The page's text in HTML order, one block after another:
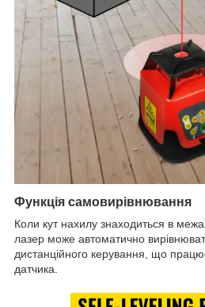
Функція самовирівнювання
Коли кут нахилу знаходиться в
лазер може автоматично
дистанційного керування,​ що
датчика.